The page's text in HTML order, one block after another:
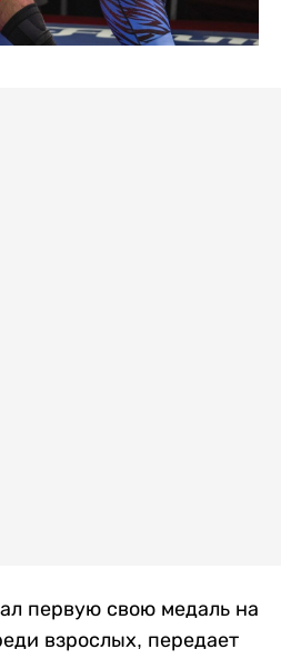
первую свою медаль на
взрослых, передает